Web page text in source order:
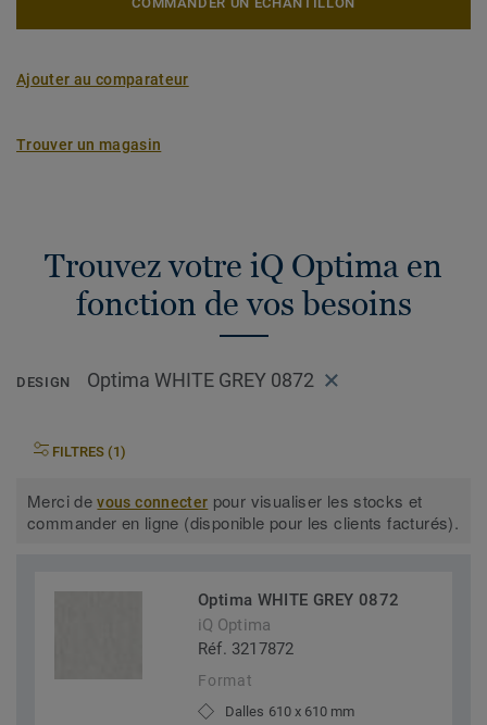
Ajouter au comparateur
Trouver un magasin
Trouvez votre iQ Optima en
fonction de vos besoins
DESIGN Optima WHITE GREY 0872
FILTRES (1)
Merci devous connecter pour visualiser les stocks et
commander en ligne (disponible pour les clients facturés).
Optima WHITE GREY 0872
iQ Optima
Réf. 3217872
Format
Dalles 610 x 610 mm